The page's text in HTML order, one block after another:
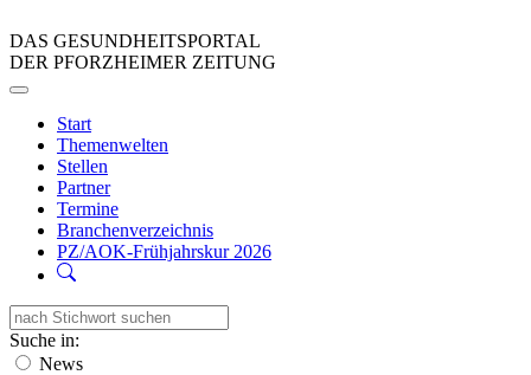
DAS GESUNDHEITSPORTAL
DER PFORZHEIMER ZEITUNG
Start
Themenwelten
Stellen
Partner
Termine
Branchenverzeichnis
PZ/AOK-Frühjahrskur 2026
Suche in:
News